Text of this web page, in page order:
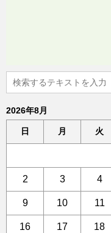
2026年8月
日 月 火
2 3 4
9 10 11
16 17 18